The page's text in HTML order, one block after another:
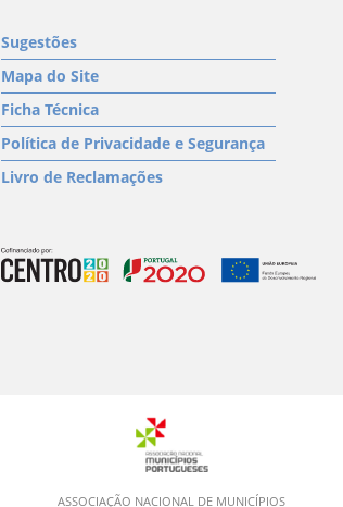
Sugestões
Mapa do Site
Ficha Técnica
Política de Privacidade e Segurança
Livro de Reclamações
ASSOCIAÇÃO NACIONAL DE MUNICÍPIOS